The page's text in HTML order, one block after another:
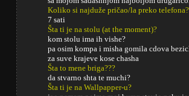
Koliko si najduže pričao/la preko telefona?
7 sati
Šta ti je na stolu (at the moment)?
kom stolu ima ih vishe?
pa osim kompa i misha gomila cdova
za suve krajeve kose chasha
Šta to mene briga???
da stvarno shta te muchi?
Šta ti je na Wallpapper-u?